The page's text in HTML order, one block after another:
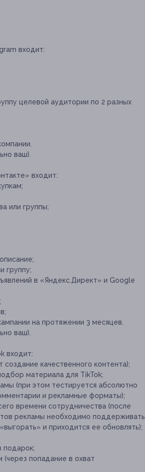
входит:
целевой аудитории по 2 разных
ваш).
входит:
или группы;
группу;
в «Яндекс.Директ» и Google
на протяжении 3 месяцев.
ваш).
входит:
качественного контента);
материала для TikTok;
(при этом тестируется абсолютно
и рекламные форматы);
времени сотрудничества (после
рекламы необходимо поддерживать
и приходится ее обновлять);
подарок;
(через попадание в охват